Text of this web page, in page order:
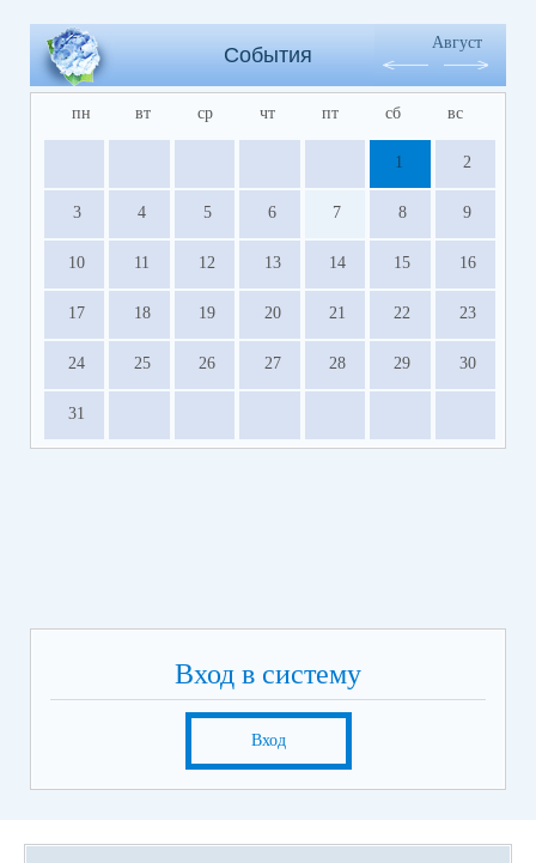
События
Август
пн вт ср чт пт сб вс
1 2
3 4 5 6 7 8 9
10 11 12 13 14 15 16
17 18 19 20 21 22 23
24 25 26 27 28 29 30
31
Вход в систему
Вход